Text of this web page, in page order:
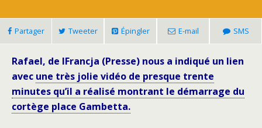
Partager Tweeter Épingler E-mail SMS
Rafael, de IFrancja (Presse) nous a indiqué un lien
avec une très jolie vidéo de presque trente
minutes qu’il a réalisé montrant le démarrage du
cortège place Gambetta.